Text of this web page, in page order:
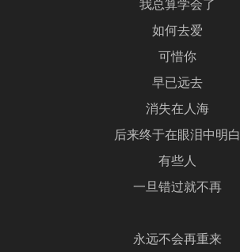
我总算学会了
如何去爱
可惜你
早已远去
消失在人海
后来终于在眼泪中明白
有些人
一旦错过就不再
永远不会再重来